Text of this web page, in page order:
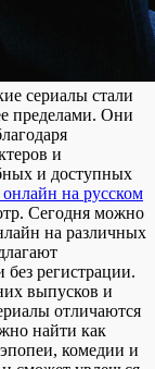
сериалы стали
пределами. Они
и
и доступных
на русском
Сегодня можно
на различных
без регистрации.
выпусков и
отличаются
найти как
комедии и